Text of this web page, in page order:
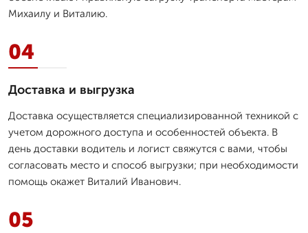
Михаилу и Виталию.
04
Доставка и выгрузка
Доставка осуществляется специализированной техникой с
учетом дорожного доступа и особенностей объекта. В
день доставки водитель и логист свяжутся с вами, чтобы
согласовать место и способ выгрузки; при необходимости
помощь окажет Виталий Иванович.
05